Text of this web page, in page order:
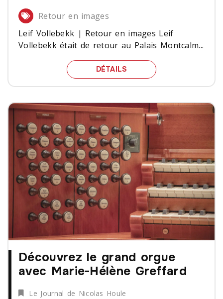
Retour en images
Leif Vollebekk | Retour en images Leif
Vollebekk était de retour au Palais Montcalm...
DÉTAILS LEIF VOLLEBEKK |
Découvrez le grand orgue
avec Marie-Hélène Greffard
Le Journal de Nicolas Houle